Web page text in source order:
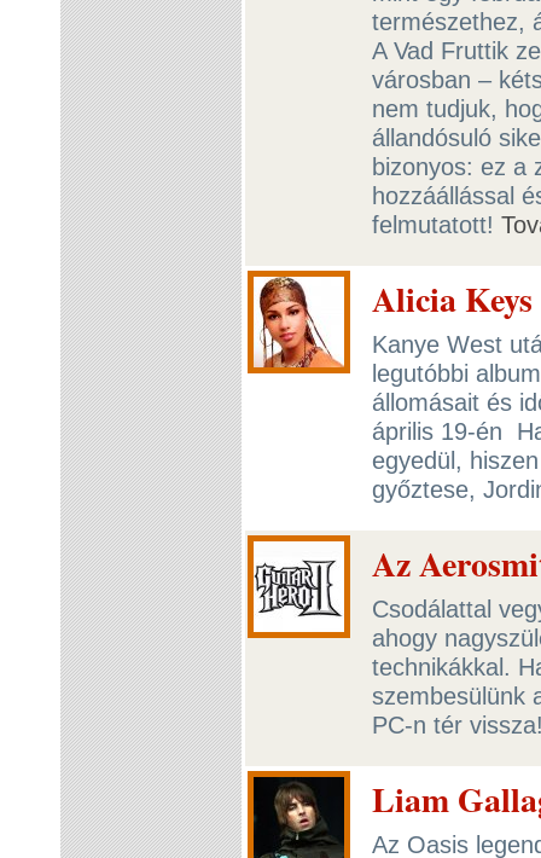
természethez,
A Vad Fruttik
városban –
nem tudjuk,
állandósuló
bizonyos: ez a
hozzáállással
felmutatott!
Alicia
Kanye West
legutóbbi
állomásait és
április 19-én
egyedül,
győztese,
Az
Csodálattal
ahogy
technikákkal.
szembesülünk
PC-n tér
Liam
Az Oasis